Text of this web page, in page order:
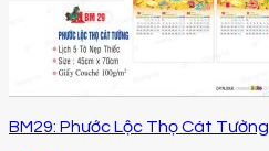
BM29: Phước Lộc Thọ Cát Tường